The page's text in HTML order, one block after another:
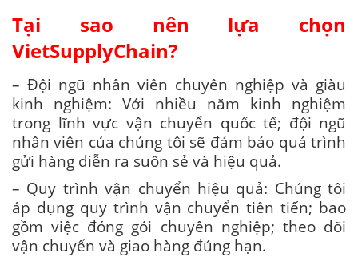
Tại sao nên lựa chọn
VietSupplyChain?
– Đội ngũ nhân viên chuyên nghiệp và giàu
kinh nghiệm: Với nhiều năm kinh nghiệm
trong lĩnh vực vận chuyển quốc tế; đội ngũ
nhân viên của chúng tôi sẽ đảm bảo quá trình
gửi hàng diễn ra suôn sẻ và hiệu quả.
– Quy trình vận chuyển hiệu quả: Chúng tôi
áp dụng quy trình vận chuyển tiên tiến; bao
gồm việc đóng gói chuyên nghiệp; theo dõi
vận chuyển và giao hàng đúng hạn.